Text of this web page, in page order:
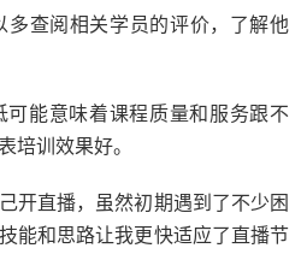
查阅相关学员的评价，了解他
可能意味着课程质量和服务跟不
培训效果好。
开直播，虽然初期遇到了不少困
能和思路让我更快适应了直播节